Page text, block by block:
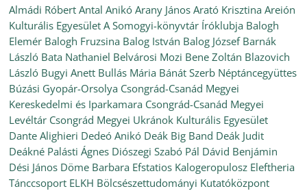
Almádi Róbert Antal Anikó Arany János Arató Krisztina Areión
Kulturális Egyesület A Somogyi-könyvtár Íróklubja Balogh
Elemér Balogh Fruzsina Balog István Balog József Barnák
László Bata Nathaniel Belvárosi Mozi Bene Zoltán Blazovich
László Bugyi Anett Bullás Mária Bánát Szerb Néptáncegyüttes
Búzási Gyopár-Orsolya Csongrád-Csanád Megyei
Kereskedelmi és Iparkamara Csongrád-Csanád Megyei
Levéltár Csongrád Megyei Ukránok Kulturális Egyesület
Dante Alighieri Dedeó Anikó Deák Big Band Deák Judit
Deákné Palásti Ágnes Diószegi Szabó Pál Dávid Benjámin
Dési János Döme Barbara Efstatios Kalogeropulosz Eleftheria
Tánccsoport ELKH Bölcsészettudományi Kutatóközpont